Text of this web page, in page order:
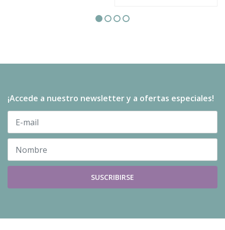
¡Accede a nuestro newsletter y a ofertas especiales!
SUSCRIBIRSE